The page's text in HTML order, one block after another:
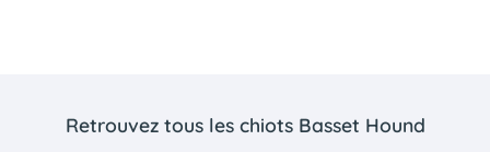
Retrouvez tous les chiots Basset Hound